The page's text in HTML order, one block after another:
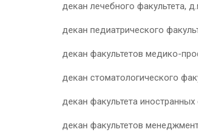
декан лечебного факультета,
декан педиатрического
декан факультетов медико-
декан стоматологического
декан факультета
декан факультетов